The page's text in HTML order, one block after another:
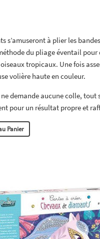
s’amuseront à plier les
du pliage éventail pour
tropicaux. Une fois
volière haute en couleur.
ne demande aucune colle, tout
pour un résultat propre et
Panier